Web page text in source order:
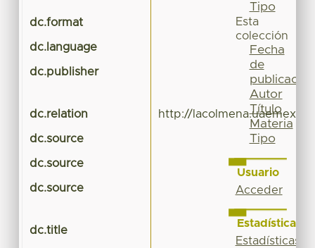
dc.format
dc.language
dc.publisher
dc.relation http://
dc.source
dc.source
dc.source
dc.title
Tipo
Esta
colección
Fecha
de
publicación
Autor
Título
Materia
Tipo
Usuario
Acceder
Estadísticas
Estadísticas